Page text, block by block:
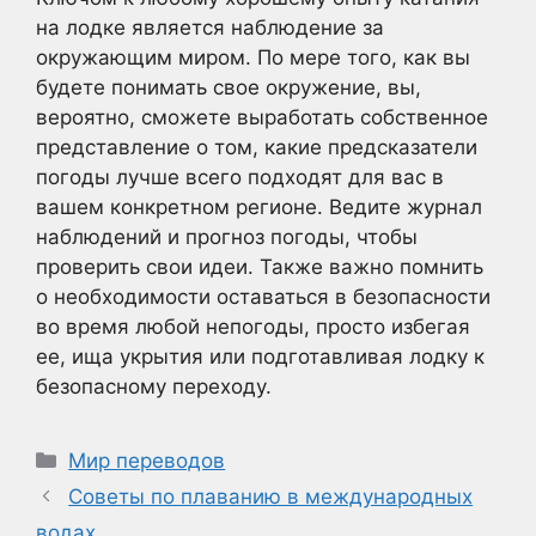
на лодке является наблюдение за
окружающим миром. По мере того, как вы
будете понимать свое окружение, вы,
вероятно, сможете выработать собственное
представление о том, какие предсказатели
погоды лучше всего подходят для вас в
вашем конкретном регионе. Ведите журнал
наблюдений и прогноз погоды, чтобы
проверить свои идеи. Также важно помнить
о необходимости оставаться в безопасности
во время любой непогоды, просто избегая
ее, ища укрытия или подготавливая лодку к
безопасному переходу.
Рубрики
Мир переводов
Советы по плаванию в международных